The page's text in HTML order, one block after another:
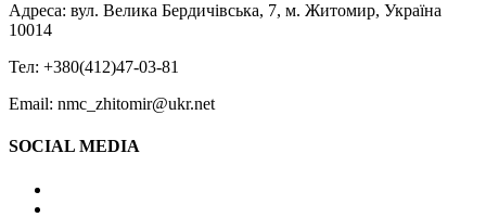
Адреса: вул. Велика Бердичівська, 7, м. Житомир, Україна
10014
Тел: +380(412)47-03-81
Email: nmc_zhitomir@ukr.net
SOCIAL MEDIA